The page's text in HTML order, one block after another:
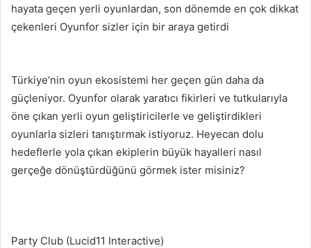
hayata geçen yerli oyunlardan, son dönemde en çok dikkat
çekenleri Oyunfor sizler için bir araya getirdi
Türkiye’nin oyun ekosistemi her geçen gün daha da
güçleniyor. Oyunfor olarak yaratıcı fikirleri ve tutkularıyla
öne çıkan yerli oyun geliştiricilerle ve geliştirdikleri
oyunlarla sizleri tanıştırmak istiyoruz. Heyecan dolu
hedeflerle yola çıkan ekiplerin büyük hayalleri nasıl
gerçeğe dönüştürdüğünü görmek ister misiniz?
Party Club (Lucid11 Interactive)